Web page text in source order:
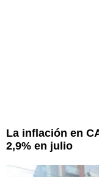
La inflación en
2,9% en julio